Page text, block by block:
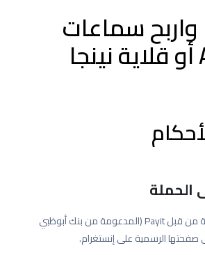
تابع Payit واربح سماعات
AirPods 3 أو قلاية نينجا
الحملة
يتم تنظيم هذه المسابقة من قبل Payit (المدعومة من بنك أبوظبي
صفحتها الرسمية على إنستغرام.